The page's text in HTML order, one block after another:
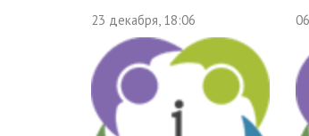
23 декабря, 18:06